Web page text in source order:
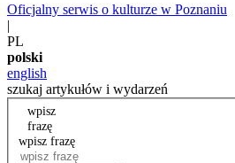
Oficjalny serwis o kulturze w Poznaniu
|
PL
polski
english
szukaj artykułów i wydarzeń
wpisz
frazę
wpisz frazę